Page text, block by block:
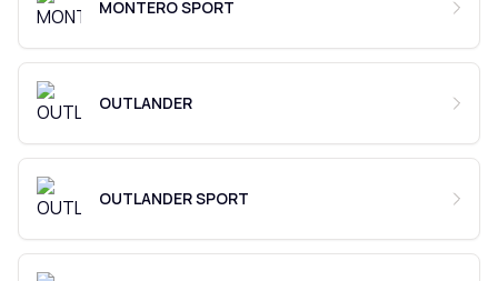
MONTERO SPORT
OUTLANDER
OUTLANDER SPORT